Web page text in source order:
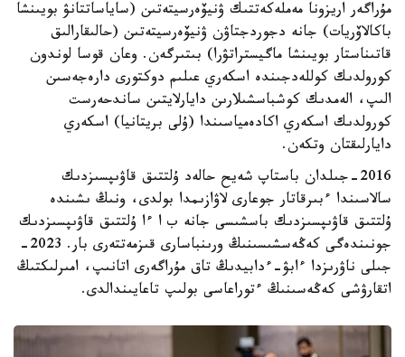
مۇراگەر اريزونا مەملەكەتتىك ۋنيۆەرسيتەتىن (ساياساتتانۋ بويىنشا
باكالاۆريات) جانە دجوردجتاۋن ۋنيۆەرسيتەتىن (حالىقارالىق
قاتىناستار بويىنشا ماگيستراتۋرا) بىتىرگەن. وعان قوسا لوندون
كورولدىك كوللەدجىندە اسكەري عىلىم دوكتورى دارەجەسىن
الىپ، الەمدىك كوشباسشىلارىن دايارلايتىن ساندحەرست
كورولدىك اسكەري اكادەمياسىندا (ۇلى بريتانيا) اسكەري
دايارلىقتان وتكەن.
2016-جىلدان باستاپ شەيح حالەد ۇلتتىق قاۋىپسىزدىك
سالاسىندا ءبىرقاتار جوعارى لاۋازىمدا بولدى، ونىڭ ىشىندە
ۇلتتىق قاۋىپسىزدىك باسشىسى جانە ب ا ءا ۇلتتىق قاۋىپسىزدىك
جونىندەگى كەڭەسشىسىنىڭ ورىنباسارى قىزمەتتەرى بار. 2023-
جىلى ناۋرىزدا ءابۋ-ءدابيدىڭ تاق مۇراگەرى اتانىپ، امىرلىكتىڭ
اتقارۋشى كەڭەسىنىڭ ءتوراعاسى بولىپ تاعايىندالدى.